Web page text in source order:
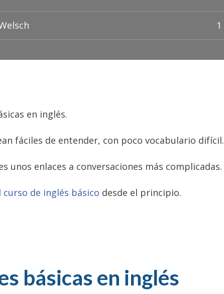
1
en inglés.
fáciles de entender, con poco vocabulario difícil.
unos enlaces a conversaciones más complicadas.
curso de inglés básico desde el principio.
básicas en inglés